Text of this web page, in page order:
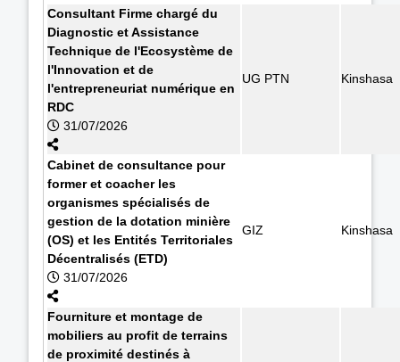
Consultant Firme chargé du
Diagnostic et Assistance
Technique de l'Ecosystème de
l'Innovation et de
l'entrepreneuriat numérique en
RDC
31/07/2026
UG PTN Kinshasa
Cabinet de consultance pour
former et coacher les
organismes spécialisés de
gestion de la dotation minière
(OS) et les Entités Territoriales
Décentralisés (ETD)
31/07/2026
GIZ Kinshasa
Fourniture et montage de
mobiliers au profit de terrains
de proximité destinés à